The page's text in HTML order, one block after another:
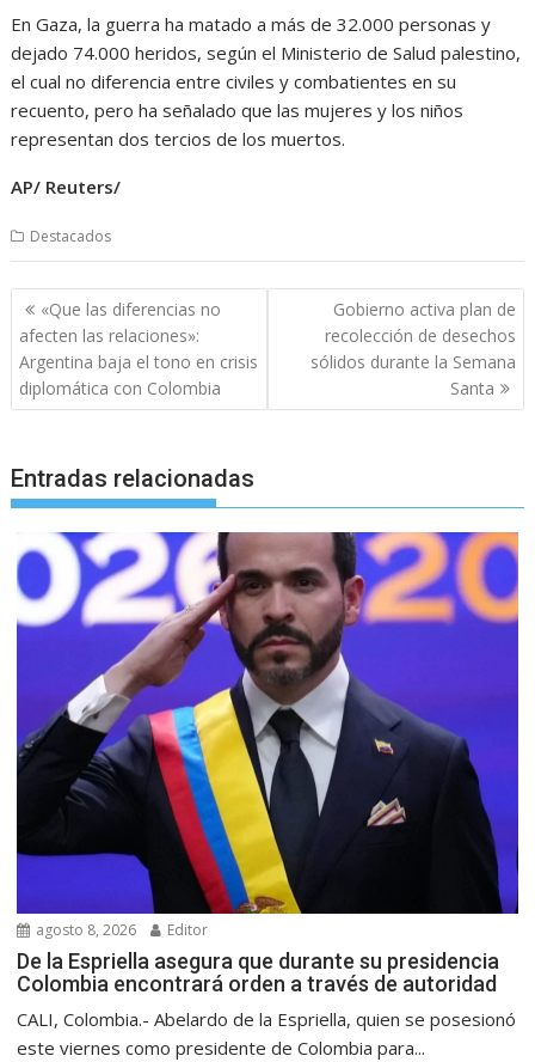
En Gaza, la guerra ha matado a más de 32.000 personas y
dejado 74.000 heridos, según el Ministerio de Salud palestino,
el cual no diferencia entre civiles y combatientes en su
recuento, pero ha señalado que las mujeres y los niños
representan dos tercios de los muertos.
AP/ Reuters/
Destacados
Navegación
de
entradas
«Que las diferencias no
afecten las relaciones»:
Argentina baja el tono en crisis
diplomática con Colombia
Gobierno activa plan de
recolección de desechos
sólidos durante la Semana
Santa
Entradas relacionadas
agosto 8, 2026 Editor
De la Espriella asegura que durante su presidencia
Colombia encontrará orden a través de autoridad
CALI, Colombia.- Abelardo de la Espriella, quien se posesionó
este viernes como presidente de Colombia para...